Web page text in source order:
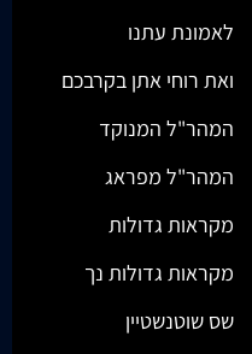
לאמונת עתנו
ואת רוחי אתן בקרבכם
המהר"ל המנוקד
המהר"ל מפראג
מקראות גדולות
מקראות גדולות נך
שס שוטנשטיין